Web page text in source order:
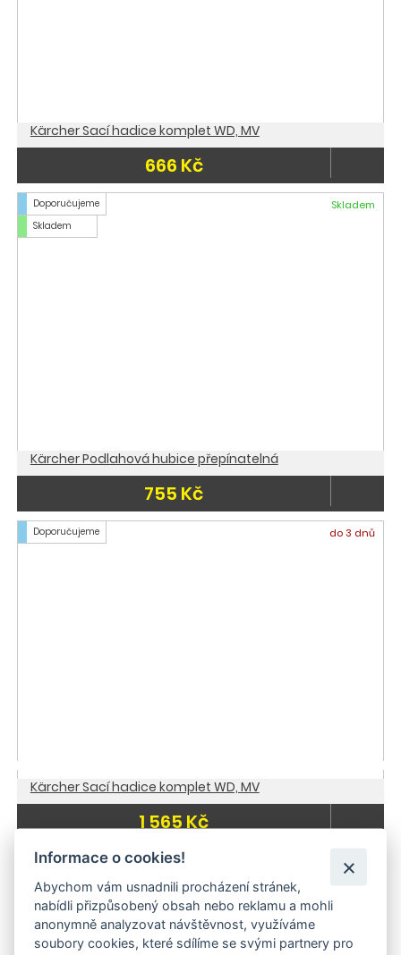
Kärcher Sací hadice komplet WD, MV
666 Kč
Doporučujeme
Skladem
Skladem
Kärcher Podlahová hubice přepínatelná
755 Kč
Doporučujeme do 3 dnů
Kärcher Sací hadice komplet WD, MV
1 565 Kč
-20 %
Doporučujeme
Skladem
Skladem
Informace o cookies!
Abychom vám usnadnili procházení stránek,
nabídli přizpůsobený obsah nebo reklamu a mohli
anonymně analyzovat návštěvnost, využíváme
soubory cookies, které sdílíme se svými partnery pro